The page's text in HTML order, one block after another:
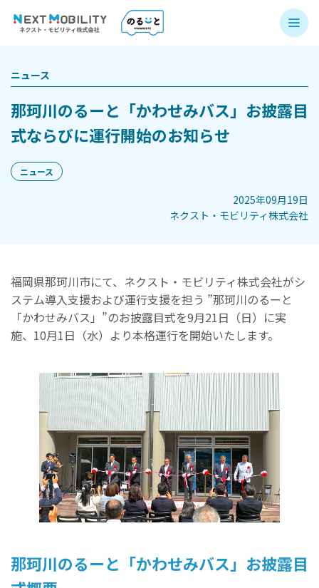
ニュース
那珂川のるーと「かわせみバス」お披露目
式ならびに運行開始のお知らせ
ニュース
2025年09月19日
ネクスト・モビリティ株式会社
福岡県那珂川市にて、ネクスト・モビリティ株式会社がシ
ステム導入支援および運行支援を担う ”那珂川のるーと
「かわせみバス」”のお披露目式を9月21日（日）に実
施、10月1日（水）より本格運行を開始いたします。
那珂川のるーと「かわせみバス」お披露目